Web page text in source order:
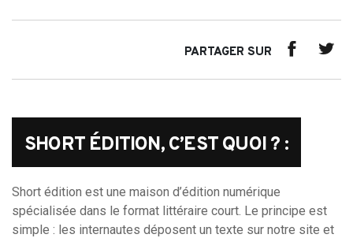
PARTAGER SUR
SHORT ÉDITION, C’EST QUOI ? :
Short édition est une maison d’édition numérique
spécialisée dans le format littéraire court. Le principe est
simple : les internautes déposent un texte sur notre site et